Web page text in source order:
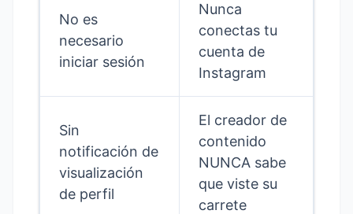
No es
necesario
iniciar sesión
Nunca
conectas tu
cuenta de
Instagram
Sin
notificación de
visualización
de perfil
El creador de
contenido
NUNCA sabe
que viste su
carrete